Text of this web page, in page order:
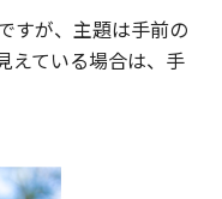
すが、主題は手前の
えている場合は、手